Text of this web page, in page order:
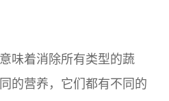
味着消除所有类型的蔬
的营养，它们都有不同的